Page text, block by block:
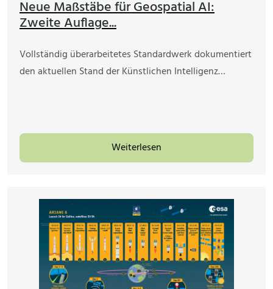
Neue Maßstäbe für Geospatial AI:
Zweite Auflage...
Vollständig überarbeitetes Standardwerk dokumentiert
den aktuellen Stand der Künstlichen Intelligenz…
Weiterlesen